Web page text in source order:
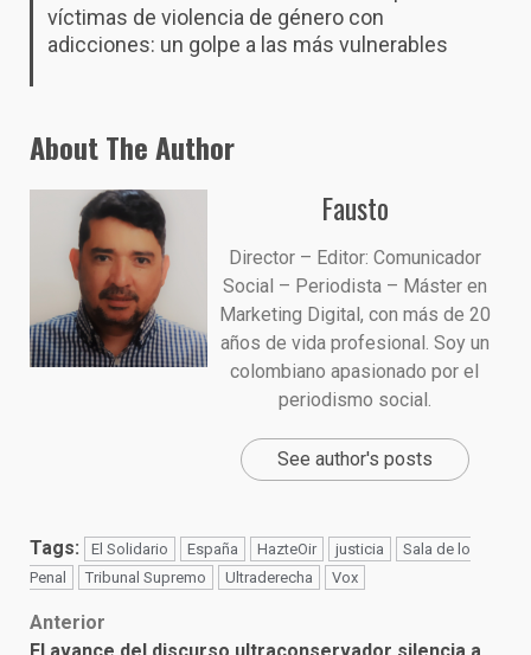
víctimas de violencia de género con
adicciones: un golpe a las más vulnerables
About The Author
Fausto
Director – Editor: Comunicador
Social – Periodista – Máster en
Marketing Digital, con más de 20
años de vida profesional. Soy un
colombiano apasionado por el
periodismo social.
See author's posts
Tags: El Solidario España HazteOir justicia
Sala de lo
Penal
Tribunal Supremo Ultraderecha Vox
Post
Anterior